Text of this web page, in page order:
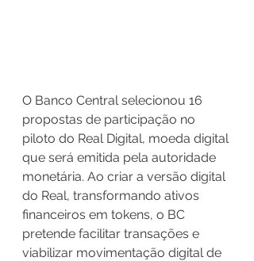
O Banco Central selecionou 16
propostas de participação no
piloto do Real Digital, moeda digital
que será emitida pela autoridade
monetária. Ao criar a versão digital
do Real, transformando ativos
financeiros em tokens, o BC
pretende facilitar transações e
viabilizar movimentação digital de